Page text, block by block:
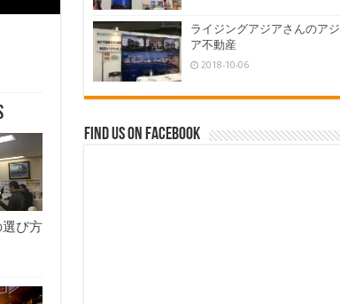
び方
ライジングアジアさんのアジ
ア不動産
2018-10-06
Find us on Facebook